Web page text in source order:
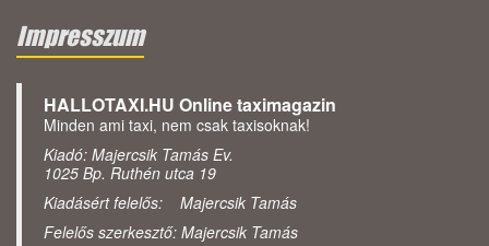
Impresszum
HALLOTAXI.HU Online taximagazin
Minden ami taxi, nem csak taxisoknak!
Kiadó: Majercsik Tamás Ev.
1025 Bp. Ruthén utca 19
Kiadásért felelős: Majercsik Tamás
Felelős szerkesztő: Majercsik Tamás